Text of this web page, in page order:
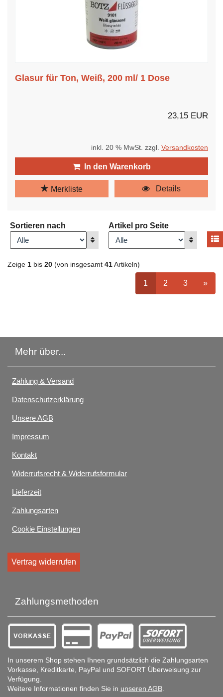
Glasur für Ton, Weiß, 200 ml/ 1 Dose
23,15 EUR
inkl. 20 % MwSt. zzgl. Versandkosten
In den Warenkorb
Merkliste Details
Sortieren nach
Anzeigen
Artikel pro Seite
Anzeigen
Zeige 1 bis 20 (von insgesamt 41 Artikeln)
ausgewählt Seite
1 Seite
2 auswählen
Seite
3 »
Mehr über...
Zahlung & Versand
Datenschutzerklärung
Unsere AGB
Impressum
Kontakt
Widerrufsrecht & Widerrufsformular
Lieferzeit
Zahlungsarten
Cookie Einstellungen
Vertrag widerrufen
Zahlungsmethoden
In unserem Shop stehen Ihnen grundsätzlich die Zahlungsarten
Vorkasse, Kreditkarte, PayPal und SOFORT Überweisung zur
Verfügung.
Weitere Informationen finden Sie in unseren AGB.